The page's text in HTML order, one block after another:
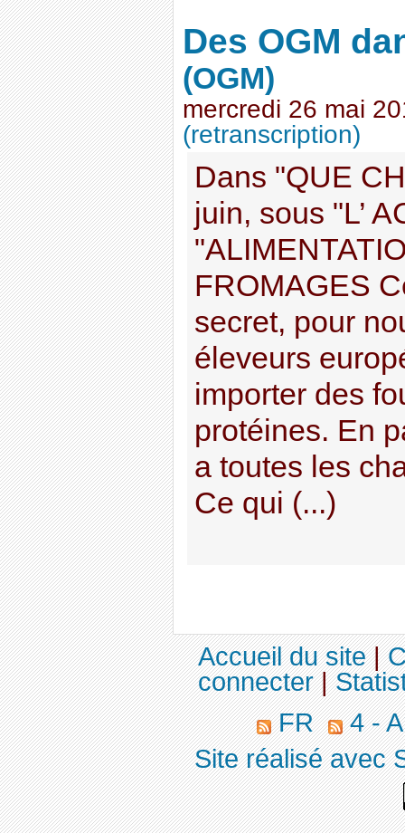
Des OGM
(OGM)
mercredi 26 mai
(retranscription)
Dans "QUE
juin, sous "L’
FROMAGES
secret, pour
éleveurs
importer des
protéines. En
a toutes les
Ce qui (...)
Accueil du site|
connecter|
FR
4 -
Site réalisé avec